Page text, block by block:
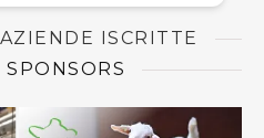
ISCRITTE